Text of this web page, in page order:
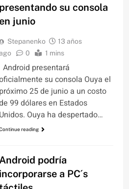
presentando su consola
en junio
Stepanenko
13 años
0 1 mins
Android presentará
su consola Ouya el
próximo 25 de junio a un costo
99 dólares en Estados
Unidos. Ouya ha despertado…
reading
podría
incorporarse a PC´s